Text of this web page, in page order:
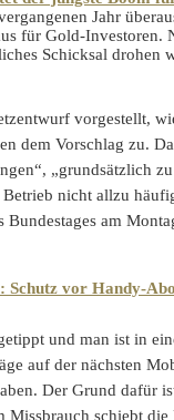
Jahr
für Gold-Investoren.
Schicksal drohen
vorgestellt,
dem Vorschlag zu.
„grundsätzlich
nicht allzu
Bundestages am
Schutz vor Handy-
und man ist in
auf der nächsten
Der Grund dafür
schiebt